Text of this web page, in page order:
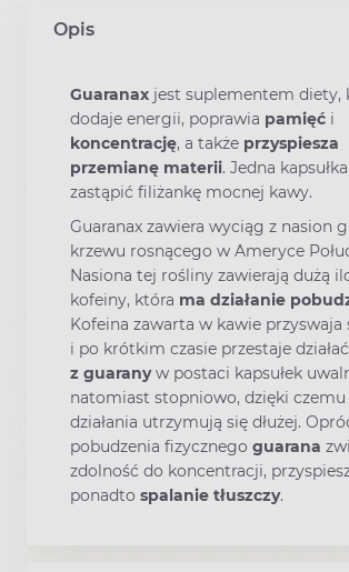
Opis
Guaranax jest suplementem diety,
dodaje energii, poprawia pamięć i
koncentrację, a także przyspiesza
przemianę materii. Jedna
zastąpić filiżankę mocnej kawy.
Guaranax zawiera wyciąg z nasion
krzewu rosnącego w Ameryce
Nasiona tej rośliny zawierają dużą
kofeiny, która ma działanie
Kofeina zawarta w kawie przyswaja
i po krótkim czasie przestaje
z guaranyw postaci kapsułek
natomiast stopniowo, dzięki
działania utrzymują się dłużej.
pobudzenia fizycznego guarana
zdolność do koncentracji,
ponadto spalanie tłuszczy.